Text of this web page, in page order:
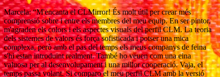
Marcela: “M'encanta el CLMirror! És molt útil per crear més
comprensió sobre i entre els membres del meu equip. En ser pintor,
m'agraden els colors i els aspectes visuals del perfil CLM. La teoria
dels sistemes de valors és força sofisticada i potser una mica
complexa, però amb el pas del temps els meus companys de feina
s'hi estan introduint realment. També ho veuen com una eina
valuosa per al desenvolupament i una millor cooperació. Vaja, el
temps passa volant. Si comparo el meu perfil CLM amb la versió